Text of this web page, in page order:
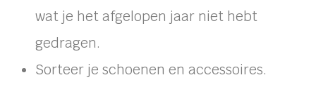
wat je het afgelopen jaar niet hebt
gedragen.
Sorteer je schoenen en accessoires.